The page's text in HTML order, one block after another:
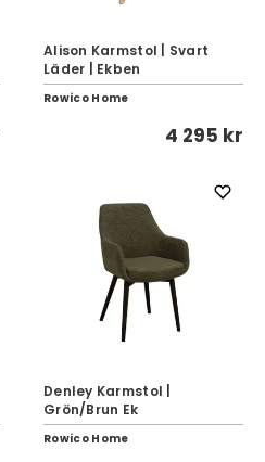
Alison Karmstol | Svart
Läder | Ekben
Rowico Home
4 295 kr
Denley Karmstol |
Grön/Brun Ek
Rowico Home